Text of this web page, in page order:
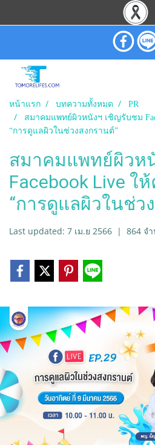
หน้าแรก บทความทั้งหมด
PR
สมาคมแพทย์ผิวหนังฯ เชิญรับชม
“การดูแลผิวในช่วงสงกรานต์”
สมาคมแพทย์ผิวห
Facebook Live ใ
“การดูแลผิวในช่ว
Last updated: 7 เม.ย 2566 | 864 จ